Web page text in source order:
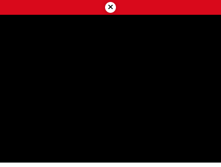
to
×